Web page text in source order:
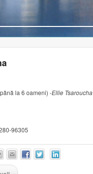
la 6 oameni) -Ellie Tsaroucha
96305